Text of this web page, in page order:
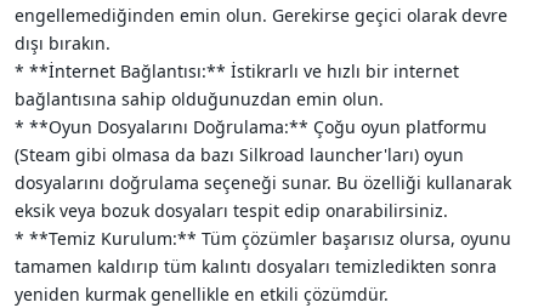
engellemediğinden emin olun. Gerekirse geçici olarak devre
dışı bırakın.
* **İnternet Bağlantısı:** İstikrarlı ve hızlı bir internet
bağlantısına sahip olduğunuzdan emin olun.
* **Oyun Dosyalarını Doğrulama:** Çoğu oyun platformu
(Steam gibi olmasa da bazı Silkroad launcher'ları) oyun
dosyalarını doğrulama seçeneği sunar. Bu özelliği kullanarak
eksik veya bozuk dosyaları tespit edip onarabilirsiniz.
* **Temiz Kurulum:** Tüm çözümler başarısız olursa, oyunu
tamamen kaldırıp tüm kalıntı dosyaları temizledikten sonra
yeniden kurmak genellikle en etkili çözümdür.